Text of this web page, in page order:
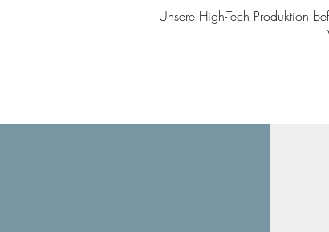
Unsere High-Tech Produktion